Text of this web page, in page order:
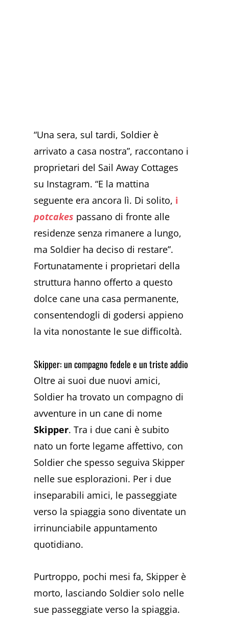
“Una sera, sul tardi, Soldier è
arrivato a casa nostra”, raccontano i
proprietari del Sail Away Cottages
su Instagram. “E la mattina
seguente era ancora lì. Di solito, i
potcakes passano di fronte alle
residenze senza rimanere a lungo,
ma Soldier ha deciso di restare”.
Fortunatamente i proprietari della
struttura hanno offerto a questo
dolce cane una casa permanente,
consentendogli di godersi appieno
la vita nonostante le sue difficoltà.
Skipper: un compagno fedele e un triste addio
Oltre ai suoi due nuovi amici,
Soldier ha trovato un compagno di
avventure in un cane di nome
Skipper. Tra i due cani è subito
nato un forte legame affettivo, con
Soldier che spesso seguiva Skipper
nelle sue esplorazioni. Per i due
inseparabili amici, le passeggiate
verso la spiaggia sono diventate un
irrinunciabile appuntamento
quotidiano.
Purtroppo, pochi mesi fa, Skipper è
morto, lasciando Soldier solo nelle
sue passeggiate verso la spiaggia.